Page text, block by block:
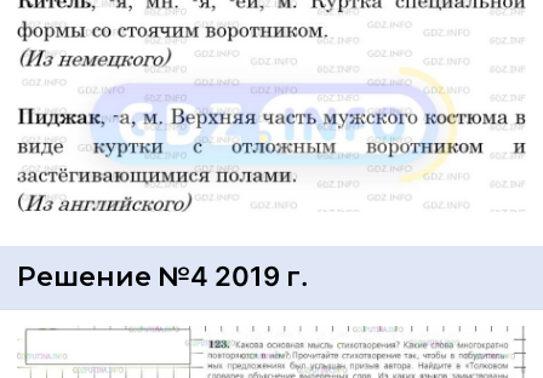
Решение №4 2019 г.